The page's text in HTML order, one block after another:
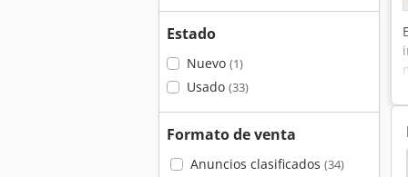
Estado
Nuevo (1)
Usado (33)
Formato de venta
Anuncios clasificados (34)
Hofmann Hemag Dufix